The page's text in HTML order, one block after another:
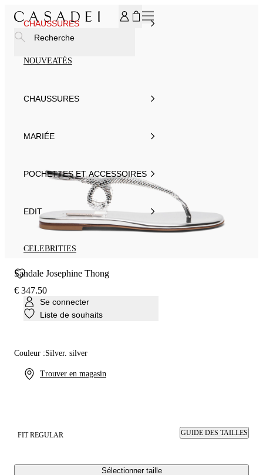
CHAUSSURES
NOUVEATÉS
CHAUSSURES
MARIÉE
POCHETTES ET ACCESSOIRES
EDIT
CELEBRITIES
Se connecter
Liste de souhaits
Trouver en magasin
Recherche
Sandale Josephine Thong
€ 347.50
Couleur :Silver. silver
FIT REGULAR GUIDE DES TAILLES
Sélectionner taille